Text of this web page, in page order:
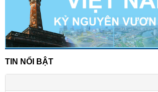
TIN NỔI BẬT